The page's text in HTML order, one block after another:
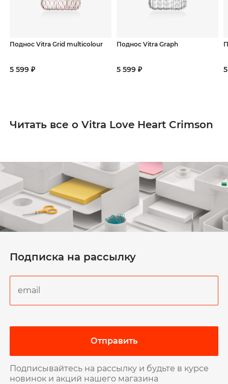
Поднос Vitra Grid multicolour
5 599 ₽
Поднос Vitra Graph
5 599 ₽
Читать все о Vitra Love Heart Crimson
Подписка на рассылку
Отправить
Подписывайтесь на рассылку и будьте в курсе
новинок и акций нашего магазина